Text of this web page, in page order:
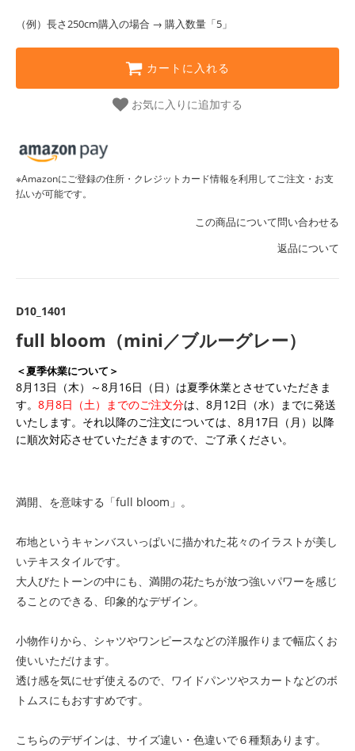
（例）長さ250cm購入の場合 → 購入数量「5」
カートに入れる
お気に入りに追加する
※Amazonにご登録の住所・クレジットカード情報を利用してご注文・お支
払いが可能です。
この商品について問い合わせる
返品について
D10_1401
full bloom（mini／ブルーグレー）
＜夏季休業について＞
8月13日（木）～8月16日（日）は夏季休業とさせていただきま
す。 8月8日（土）までのご注文分は、8月12日（水）までに発送
いたします。それ以降のご注文については、8月17日（月）以降
に順次対応させていただきますので、ご了承ください。
満開、を意味する「full bloom」。
布地というキャンバスいっぱいに描かれた花々のイラストが美し
いテキスタイルです。
大人びたトーンの中にも、満開の花たちが放つ強いパワーを感じ
ることのできる、印象的なデザイン。
小物作りから、シャツやワンピースなどの洋服作りまで幅広くお
使いいただけます。
透け感を気にせず使えるので、ワイドパンツやスカートなどのボ
トムスにもおすすめです。
こちらのデザインは、サイズ違い・色違いで６種類あります。